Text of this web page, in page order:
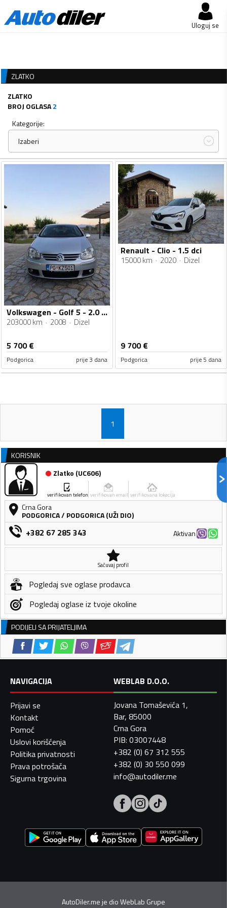
Uloguj se
ZLATKO
ZLATKO
BROJ OGLASA2
Kategorije:
Izaberi
Volkswagen - Golf 5 - 2.0 TDI
203000 km 2008 Dizel
5 700€
Podgorica prije 3 dana
Renault - Clio - 1.5 dci
15000 km 2020 Dizel
9 700€
Podgorica prije 5 dana
1
KORISNIK
Zlatko (UC606)
verifikovan telefon verifikovan email verifikovana lokacija
Crna Gora
PODGORICA/ PODGORICA (UŽI DIO)
+382 67 285 343 Aktivan
Sačuvaj profil
Pogledaj sve oglase prodavca
Pogledaj oglase iz tvoje okoline
PODIJELI SA PRIJATELJIMA
NAVIGACIJA
Prijavi se
Kontakt
Pomoć
Uslovi korišćenja
Politika privatnosti
Prava potrošača
Sigurna trgovina
WEBLAB D.O.O.
Jovana Tomaševića 1,
Bar, 85000
Crna Gora
PIB: 03007448
+382 (0) 67 312 555
+382 (0) 30 550 099
info@autodiler.me
AutoDiler.me je dioWebLab Grupe